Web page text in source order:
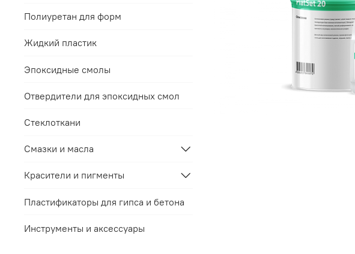
Полиуретан для форм
Жидкий пластик
Эпоксидные смолы
Отвердители для эпоксидных смол
Стеклоткани
Смазки и масла
Красители и пигменты
Пластификаторы для гипса и бетона
Инструменты и аксессуары